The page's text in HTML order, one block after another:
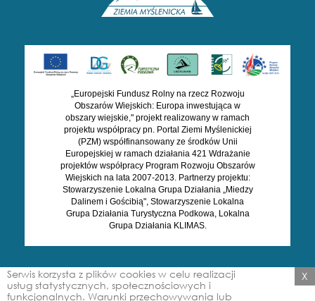
Serwis korzysta z plików cookies w celu realizacji
usług statystycznych, społecznościowych i
funkcjonalnych. Warunki przechowywania lub
X
„Europejski Fundusz Rolny na rzecz Rozwoju
Obszarów Wiejskich: Europa inwestująca w
obszary wiejskie," projekt realizowany w ramach
projektu współpracy pn. Portal Ziemi Myślenickiej
(PZM) współfinansowany ze środków Unii
Europejskiej w ramach działania 421 Wdrażanie
projektów współpracy Program Rozwoju Obszarów
Wiejskich na lata 2007-2013. Partnerzy projektu:
Stowarzyszenie Lokalna Grupa Działania „Miedzy
Dalinem i Gościbią", Stowarzyszenie Lokalna
Grupa Działania Turystyczna Podkowa, Lokalna
Grupa Działania KLIMAS.
All Right Reserved. ZIEMIA
MYŚLENICKA 2026
Stworzone przez